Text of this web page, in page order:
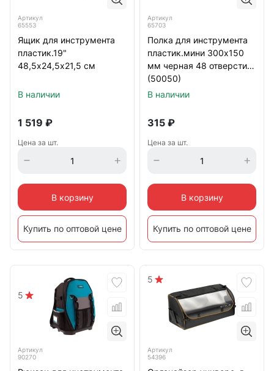
Артикул
65553
Ящик для инструмента
пластик.19"
48,5х24,5х21,5 см
В наличии
1 519 ₽
Цена за шт.
В корзину
Купить по оптовой цене
Артикул
65703
Полка для инструмента
пластик.мини 300х150
мм черная 48 отверстий
(50050)
В наличии
315 ₽
Цена за шт.
В корзину
Купить по оптовой цене
5
Артикул
90270
5
Артикул
54396